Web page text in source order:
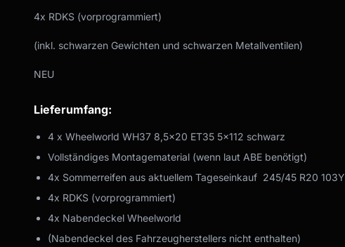
4x RDKS (vorprogrammiert)
(inkl. schwarzen Gewichten und schwarzen Metallventilen)
NEU
Lieferumfang:
4 x Wheelworld WH37 8,5x20 ET35 5x112 schwarz
Vollständiges Montagematerial (wenn laut ABE benötigt)
4x Sommerreifen aus aktuellem Tageseinkauf 245/45 R20 103Y
4x RDKS (vorprogrammiert)
4x Nabendeckel Wheelworld
(Nabendeckel des Fahrzeugherstellers nicht enthalten)